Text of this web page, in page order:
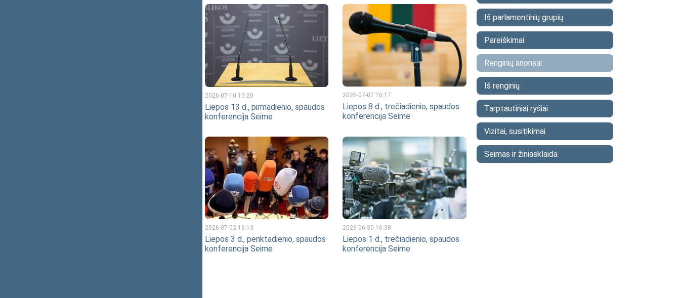
2026-07-10 15:20
Liepos 13 d., pirmadienio, spaudos
konferencija Seime
2026-07-07 16:17
Liepos 8 d., trečiadienio, spaudos
konferencija Seime
2026-07-02 16:13
Liepos 3 d., penktadienio, spaudos
konferencija Seime
2026-06-30 16:38
Liepos 1 d., trečiadienio, spaudos
konferencija Seime
Iš parlamentinių grupių
Pareiškimai
Renginių anonsai
Iš renginių
Tarptautiniai ryšiai
Vizitai, susitikimai
Seimas ir žiniasklaida